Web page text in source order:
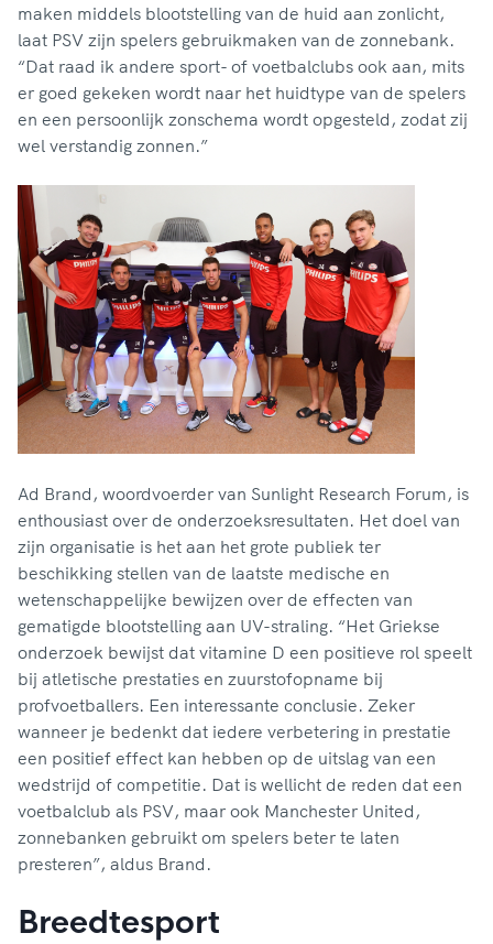
maken middels blootstelling van de huid aan zonlicht,
laat PSV zijn spelers gebruikmaken van de zonnebank.
“Dat raad ik andere sport- of voetbalclubs ook aan, mits
er goed gekeken wordt naar het huidtype van de spelers
en een persoonlijk zonschema wordt opgesteld, zodat zij
wel verstandig zonnen.”
Ad Brand, woordvoerder van Sunlight Research Forum, is
enthousiast over de onderzoeksresultaten. Het doel van
zijn organisatie is het aan het grote publiek ter
beschikking stellen van de laatste medische en
wetenschappelijke bewijzen over de effecten van
gematigde blootstelling aan UV-straling. “Het Griekse
onderzoek bewijst dat vitamine D een positieve rol speelt
bij atletische prestaties en zuurstofopname bij
profvoetballers. Een interessante conclusie. Zeker
wanneer je bedenkt dat iedere verbetering in prestatie
een positief effect kan hebben op de uitslag van een
wedstrijd of competitie. Dat is wellicht de reden dat een
voetbalclub als PSV, maar ook Manchester United,
zonnebanken gebruikt om spelers beter te laten
presteren”, aldus Brand.
Breedtesport